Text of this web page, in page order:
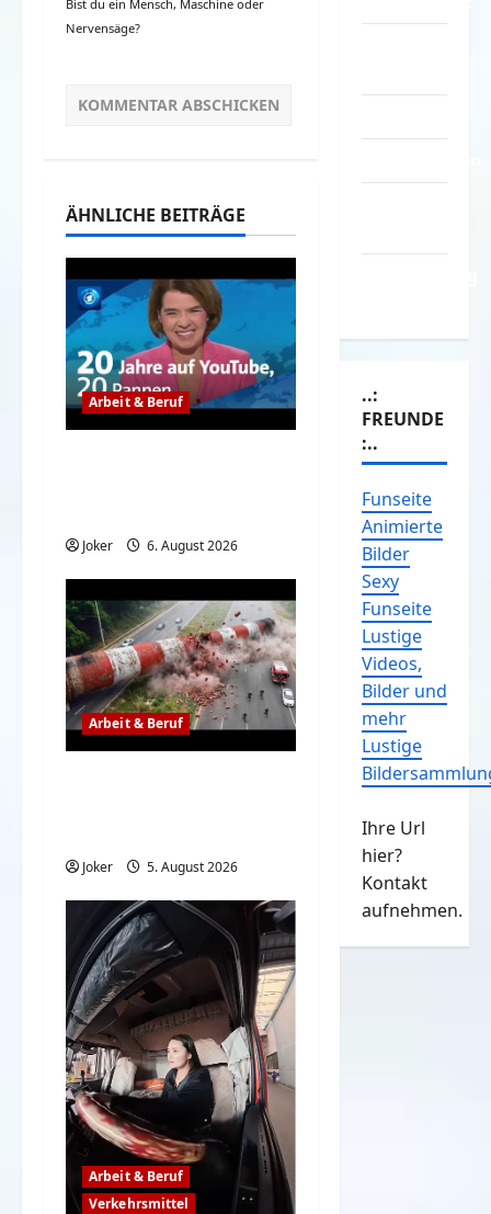
Bist du ein Mensch, Maschine oder
Nervensäge?
ÄHNLICHE BEITRÄGE
Arbeit & Beruf
Joker 6. August 2026
Arbeit & Beruf
Joker 5. August 2026
Arbeit & Beruf
Verkehrsmittel
..:
FREUNDE
:..
Funseite
Animierte
Bilder
Sexy
Funseite
Lustige
Videos,
Bilder und
mehr
Lustige
Ihre Url
hier?
Kontakt
aufnehmen.